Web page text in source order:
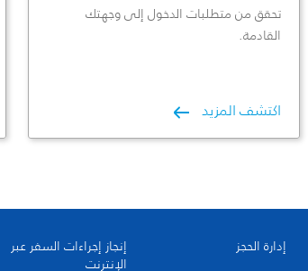
تحقق من متطلبات الدخول إلى وجهتك
القادمة.
اكتشف المزيد
إدارة الحجز
إنجاز إجراءات السفر عبر
الإنترنت